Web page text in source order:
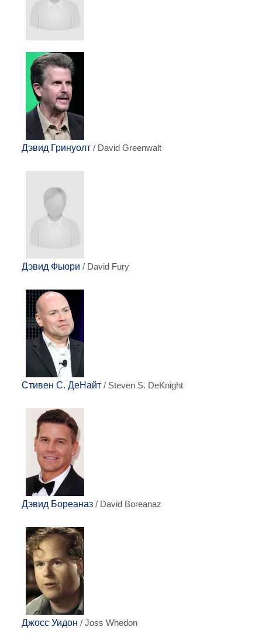
Дэвид Гринуолт / David Greenwalt
Дэвид Фьюри / David Fury
Стивен С. ДеНайт / Steven S. DeKnight
Дэвид Бореаназ / David Boreanaz
Джосс Уидон / Joss Whedon